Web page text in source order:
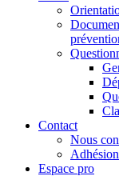
Contact
Nous
Adhésion
Espace pro